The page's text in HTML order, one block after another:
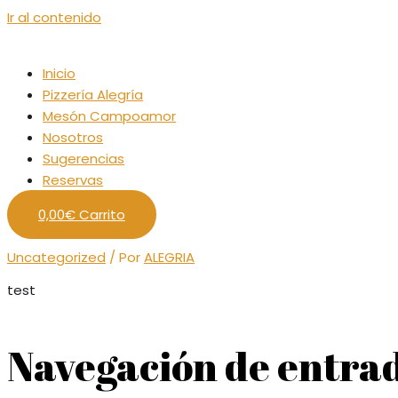
Ir al contenido
Inicio
Pizzería Alegría
Mesón Campoamor
Nosotros
Sugerencias
Reservas
0,00€Carrito
Uncategorized / PorALEGRIA
test
Navegación de